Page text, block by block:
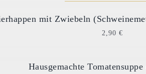
mit Zwiebeln
2,90 €
Hausgemachte